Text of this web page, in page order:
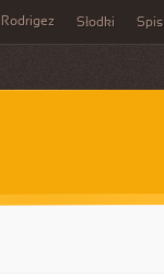
Rodrigez Słodki Spis